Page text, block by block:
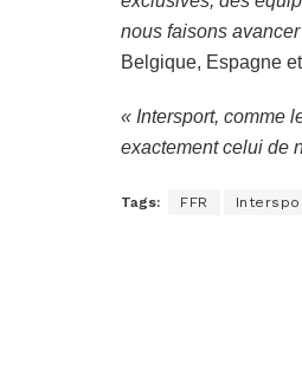
nous faisons
Belgique, Espagne
« Intersport, comme
exactement celui de
Tags: FFR